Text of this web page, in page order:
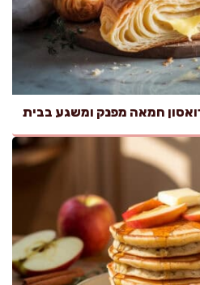
חמאה מפנק ומשגע בבית